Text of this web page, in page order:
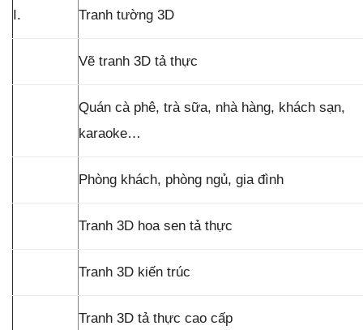
I. Tranh tường 3D
Vẽ tranh 3D tả thực
Quán cà phê, trà sữa, nhà hàng, khách sạn,
karaoke…
Phòng khách, phòng ngủ, gia đình
Tranh 3D hoa sen tả thực
Tranh 3D kiến trúc
Tranh 3D tả thực cao cấp